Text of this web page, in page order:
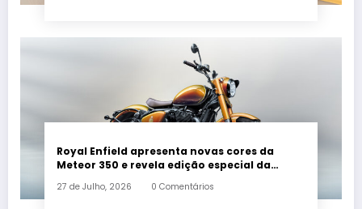
Royal Enfield apresenta novas cores da
Meteor 350 e revela edição especial da
27 de Julho, 2026 0 Comentários